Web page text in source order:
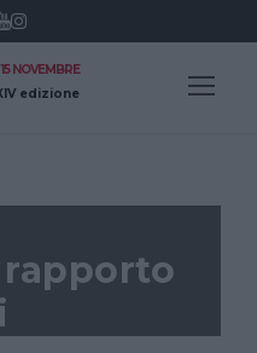
NOVEMBRE
edizione